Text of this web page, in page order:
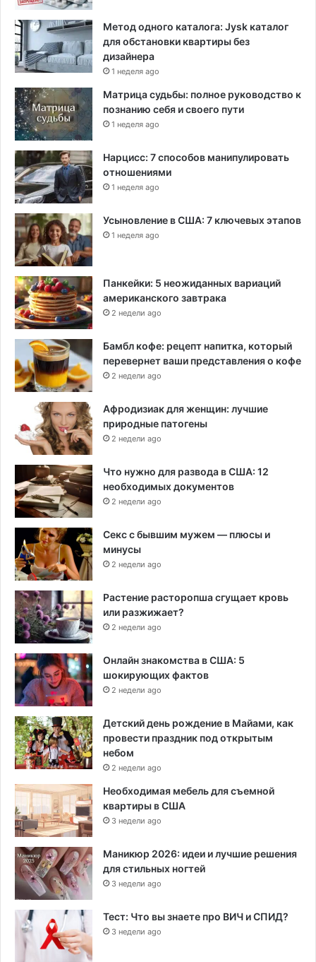
Метод одного каталога: Jysk каталог
для обстановки квартиры без
дизайнера
1 неделя ago
Матрица судьбы: полное руководство к
познанию себя и своего пути
1 неделя ago
Нарцисс: 7 способов манипулировать
отношениями
1 неделя ago
Усыновление в США: 7 ключевых этапов
1 неделя ago
Панкейки: 5 неожиданных вариаций
американского завтрака
2 недели ago
Бамбл кофе: рецепт напитка, который
перевернет ваши представления о кофе
2 недели ago
Афродизиак для женщин: лучшие
природные патогены
2 недели ago
Что нужно для развода в США: 12
необходимых документов
2 недели ago
Секс с бывшим мужем — плюсы и
минусы
2 недели ago
Растение расторопша сгущает кровь
или разжижает?
2 недели ago
Онлайн знакомства в США: 5
шокирующих фактов
2 недели ago
Детский день рождение в Майами, как
провести праздник под открытым
небом
2 недели ago
Необходимая мебель для съемной
квартиры в США
3 недели ago
Маникюр 2026: идеи и лучшие решения
для стильных ногтей
3 недели ago
Тест: Что вы знаете про ВИЧ и СПИД?
3 недели ago